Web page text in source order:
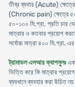
তীব্র ব্যথার (Acute)
(Chronic pain) ক্ষেত্রে ৫০
৫০-১০০ মি.গ্রা. প্রতি চার
মাত্রার ও কতবার প্রয়োগ করতে
সর্বোচ্চ মাত্রা ৪০০ মি.গ্রা.
ট্রামাডল এসআর ক্যাপসুলঃ
ভিত্তি করে কি মাত্রার প্রয়োগ
ব্যবধানে ব্যবহার করা উচিত